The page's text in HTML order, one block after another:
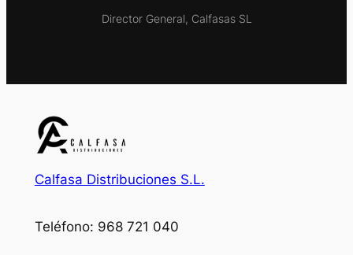
Director General, Calfasas SL
Calfasa Distribuciones S.L.
Teléfono: 968 721 040